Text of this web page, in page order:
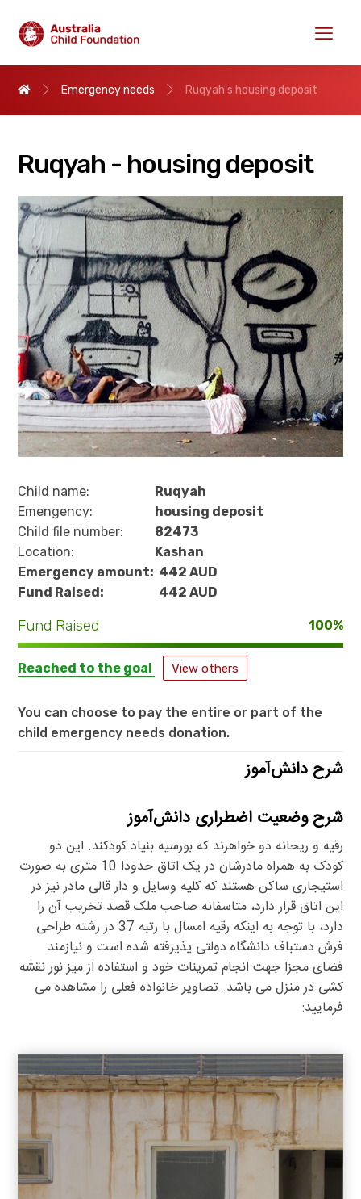
Emergency needs Ruqyah's housing deposit
Ruqyah - housing deposit
Child name:
Ruqyah
Emengency:
housing deposit
Child file number:
82473
Location:
Kashan
Emergency amount: 442 AUD
Fund Raised:
442 AUD
Fund Raised 100%
Reached to the goal View others
You can choose to pay the entire or part of the
child emergency needs donation.
شرح دانش‌آموز
شرح وضعیت اضطراری دانش‌آموز
رقیه و ریحانه دو خواهرند که بورسیه بنیاد کودکند. این دو
کودک به همراه مادرشان در یک اتاق حدودا 10 متری به صورت
استیجاری ساکن هستند که کلیه وسایل و دار قالی مادر نیز در
این اتاق قرار دارد، متاسفانه صاحب ملک قصد تخریب آن را
دارد، با توجه به اینکه رقیه امسال با رتبه 37 در رشته طراحی
فرش دستباف دانشگاه دولتی پذیرفته شده است و نیازمند
فضای مجزا جهت انجام تمرینات خود و استفاده از میز نور نقشه
کشی در منزل می باشد. تصاویر خانواده فعلی را مشاهده می
فرمایید: